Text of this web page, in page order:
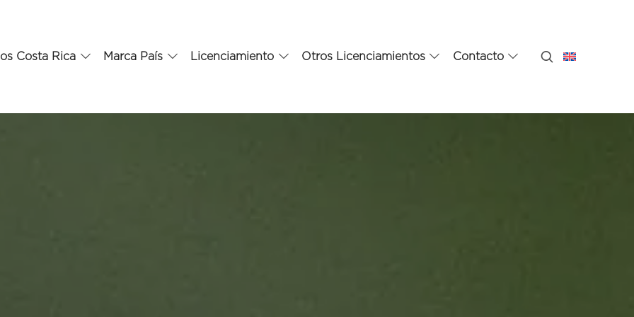
Costa Rica Marca País Licenciamiento Otros Licenciamientos Contacto